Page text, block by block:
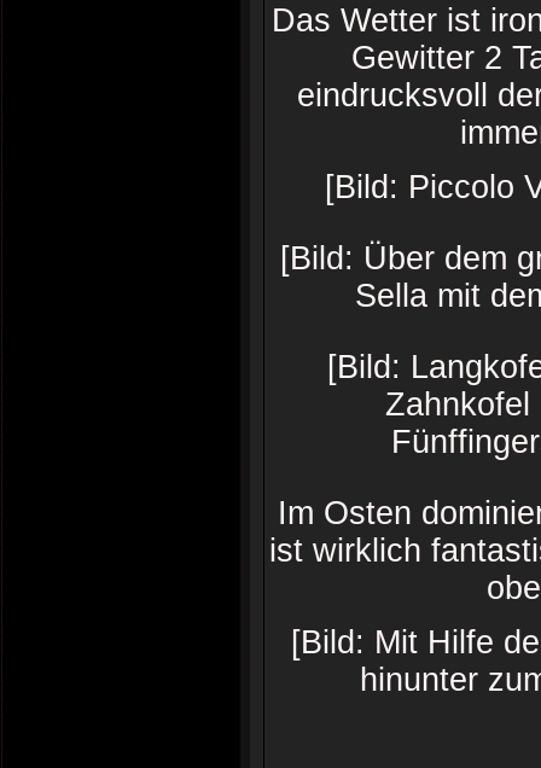
Das Wetter ist
Gewitter 2
eindrucksvoll
[Bild: Piccolo
[Bild: Über dem
Sella mit
[Bild:
Zahnkofel
Im Osten
ist wirklich
[Bild: Mit Hilfe
hinunter